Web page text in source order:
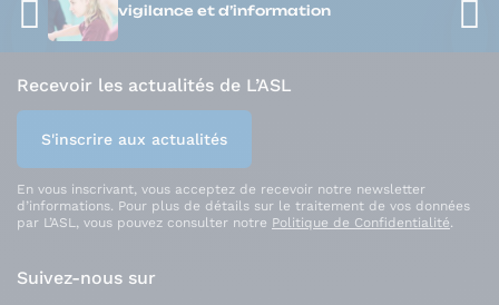
vigilance et d’information
Recevoir les actualités de L’ASL
S'inscrire aux actualités
En vous inscrivant, vous acceptez de recevoir notre newsletter
d’informations. Pour plus de détails sur le traitement de vos données
par L’ASL, vous pouvez consulter notre Politique de Confidentialité.
Suivez-nous sur